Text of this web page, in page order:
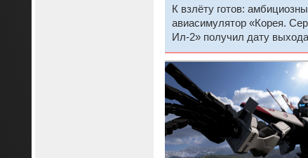
К взлёту готов:
авиасимулятор «Корея.
Ил-2» получил дату
раннем доступе